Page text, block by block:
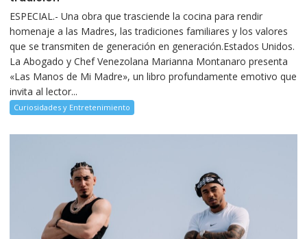
ESPECIAL.- Una obra que trasciende la cocina para rendir
homenaje a las Madres, las tradiciones familiares y los valores
que se transmiten de generación en generación.Estados Unidos.
La Abogado y Chef Venezolana Marianna Montanaro presenta
«Las Manos de Mi Madre», un libro profundamente emotivo que
invita al lector...
Curiosidades y Entretenimiento